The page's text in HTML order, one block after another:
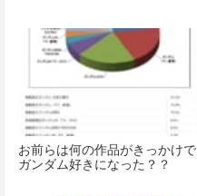
お前らは何の作品がきっかけで
ガンダム好きになった？？